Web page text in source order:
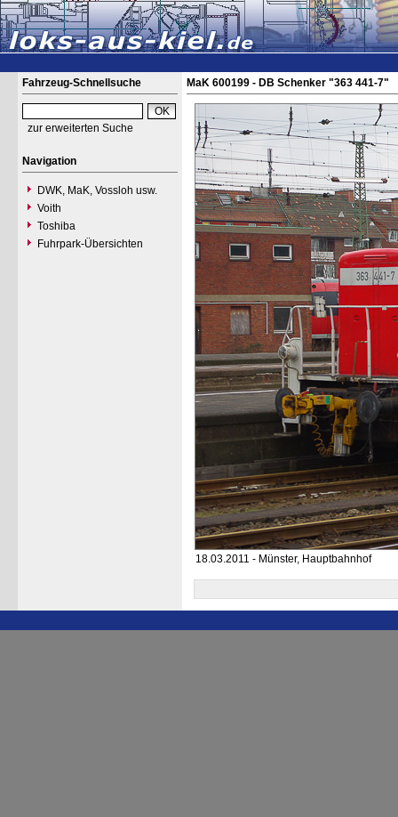
Fahrzeug-Schnellsuche
zur erweiterten Suche
Navigation
DWK, MaK, Vossloh usw.
Voith
Toshiba
Fuhrpark-Übersichten
MaK 600199 - DB Schenker "363 441-7"
18.03.2011 - Münster, Hauptbahnhof